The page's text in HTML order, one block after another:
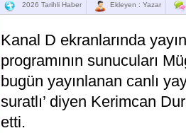
2026 Tarihli Haber Ekleyen : Yazar
Kanal D ekranlarında
programının sunucuları
bugün yayınlanan canlı
suratlı’ diyen Kerimcan
etti.